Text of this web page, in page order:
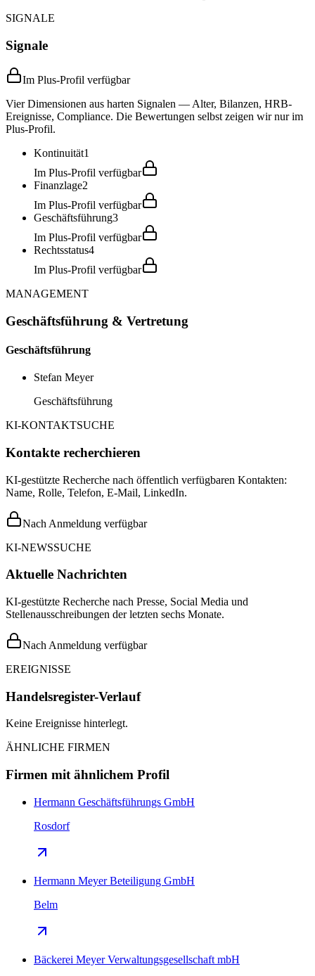
SIGNALE
Signale
Im Plus-Profil verfügbar
Vier Dimensionen aus harten Signalen — Alter, Bilanzen, HRB-
Ereignisse, Compliance. Die Bewertungen selbst zeigen wir nur im
Plus-Profil.
Kontinuität1
Im Plus-Profil verfügbar
Finanzlage2
Im Plus-Profil verfügbar
Geschäftsführung3
Im Plus-Profil verfügbar
Rechtsstatus4
Im Plus-Profil verfügbar
MANAGEMENT
Geschäftsführung & Vertretung
Geschäftsführung
Stefan Meyer
Geschäftsführung
KI-KONTAKTSUCHE
Kontakte recherchieren
KI-gestützte Recherche nach öffentlich verfügbaren Kontakten:
Name, Rolle, Telefon, E-Mail, LinkedIn.
Nach Anmeldung verfügbar
KI-NEWSSUCHE
Aktuelle Nachrichten
KI-gestützte Recherche nach Presse, Social Media und
Stellenausschreibungen der letzten sechs Monate.
Nach Anmeldung verfügbar
EREIGNISSE
Handelsregister-Verlauf
Keine Ereignisse hinterlegt.
ÄHNLICHE FIRMEN
Firmen mit ähnlichem Profil
Hermann Geschäftsführungs GmbH
Rosdorf
Hermann Meyer Beteiligung GmbH
Belm
Bäckerei Meyer Verwaltungsgesellschaft mbH